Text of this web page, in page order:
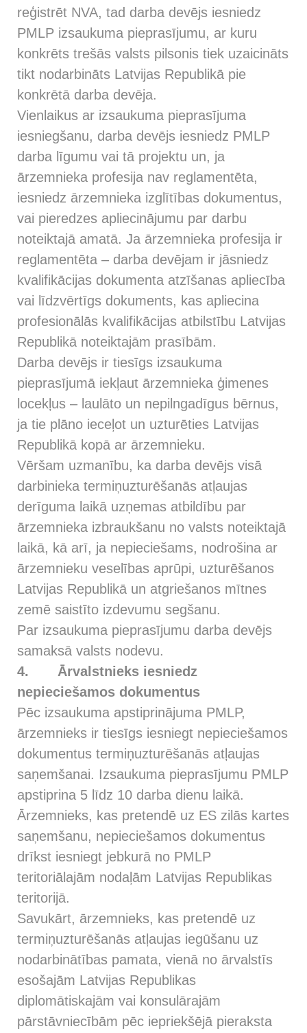
reģistrēt NVA, tad darba devējs iesniedz
PMLP izsaukuma pieprasījumu, ar kuru
konkrēts trešās valsts pilsonis tiek uzaicināts
tikt nodarbināts Latvijas Republikā pie
konkrētā darba devēja.
Vienlaikus ar izsaukuma pieprasījuma
iesniegšanu, darba devējs iesniedz PMLP
darba līgumu vai tā projektu un, ja
ārzemnieka profesija nav reglamentēta,
iesniedz ārzemnieka izglītības dokumentus,
vai pieredzes apliecinājumu par darbu
noteiktajā amatā. Ja ārzemnieka profesija ir
reglamentēta – darba devējam ir jāsniedz
kvalifikācijas dokumenta atzīšanas apliecība
vai līdzvērtīgs dokuments, kas apliecina
profesionālās kvalifikācijas atbilstību Latvijas
Republikā noteiktajām prasībām.
Darba devējs ir tiesīgs izsaukuma
pieprasījumā iekļaut ārzemnieka ģimenes
locekļus – laulāto un nepilngadīgus bērnus,
ja tie plāno ieceļot un uzturēties Latvijas
Republikā kopā ar ārzemnieku.
Vēršam uzmanību, ka darba devējs visā
darbinieka termiņuzturēšanās atļaujas
derīguma laikā uzņemas atbildību par
ārzemnieka izbraukšanu no valsts noteiktajā
laikā, kā arī, ja nepieciešams, nodrošina ar
ārzemnieku veselības aprūpi, uzturēšanos
Latvijas Republikā un atgriešanos mītnes
zemē saistīto izdevumu segšanu.
Par izsaukuma pieprasījumu darba devējs
samaksā valsts nodevu.
4. Ārvalstnieks iesniedz
nepieciešamos dokumentus
Pēc izsaukuma apstiprinājuma PMLP,
ārzemnieks ir tiesīgs iesniegt nepieciešamos
dokumentus termiņuzturēšanās atļaujas
saņemšanai. Izsaukuma pieprasījumu PMLP
apstiprina 5 līdz 10 darba dienu laikā.
Ārzemnieks, kas pretendē uz ES zilās kartes
saņemšanu, nepieciešamos dokumentus
drīkst iesniegt jebkurā no PMLP
teritoriālajām nodaļām Latvijas Republikas
teritorijā.
Savukārt, ārzemnieks, kas pretendē uz
termiņuzturēšanās atļaujas iegūšanu uz
nodarbinātības pamata, vienā no ārvalstīs
esošajām Latvijas Republikas
diplomātiskajām vai konsulārajām
pārstāvniecībām pēc iepriekšējā pieraksta